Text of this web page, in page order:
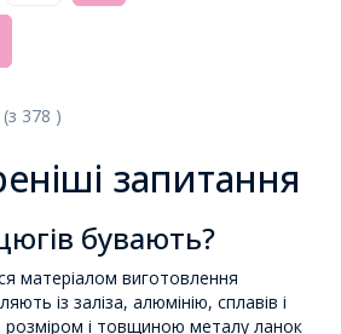
(з 378 )
запитання
бувають?
матеріалом виготовлення
із заліза, алюмінію, сплавів і
розміром і товщиною металу ланок